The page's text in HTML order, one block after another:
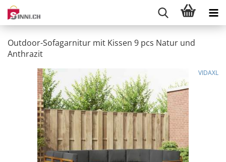
Outdoor-Sofagarnitur mit Kissen 9 pcs Natur und
Anthrazit
VIDAXL